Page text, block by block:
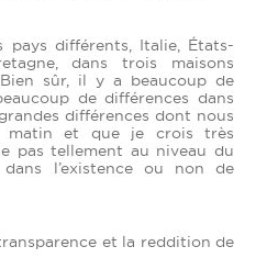
pays différents, Italie, États-
dans trois maisons
sûr, il y a beaucoup de
de différences dans
différences dont nous
matin et que je crois très
pas tellement au niveau du
l’existence ou non de
et la reddition de